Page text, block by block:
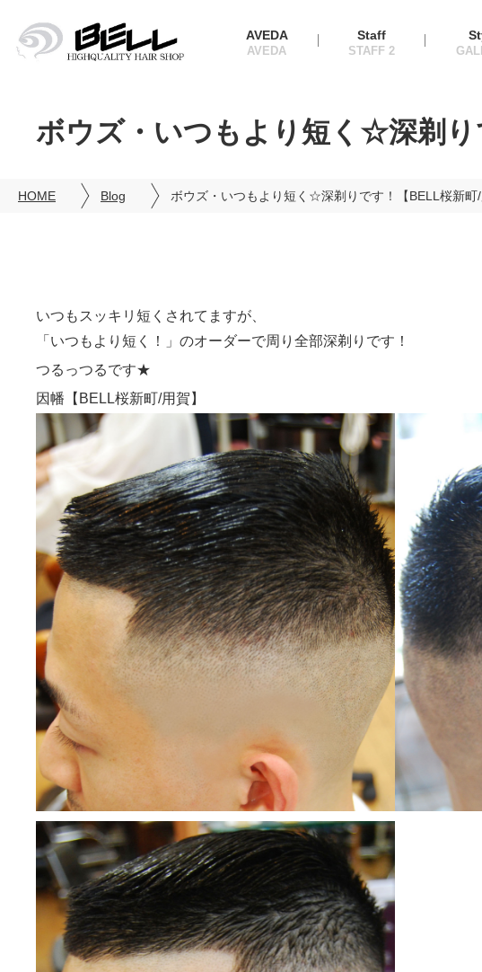
AVEDA Staff
ボウズ・いつもより短く☆深剃り
HOME Blog ボウズ・いつもより短く☆深剃りです！【BELL桜新町/
いつもスッキリ短くされてますが、
「いつもより短く！」のオーダーで周り全部深剃りです！
つるっつるです★
因幡【BELL桜新町/用賀】